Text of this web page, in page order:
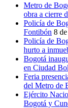
Metro de
obra a cierre
Policía de
Fontibón 8
Policía de
hurto a
Bogotá
en Ciudad
Feria
del Metro de
Ejército
Bogotá y